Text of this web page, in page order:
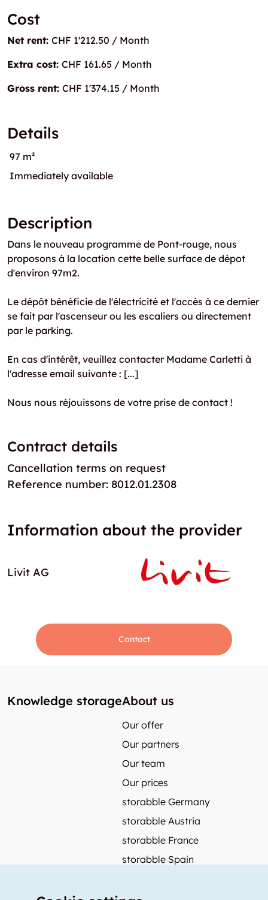
Cost
Net rent: CHF 1'212.50 / Month
Extra cost: CHF 161.65 / Month
Gross rent: CHF 1'374.15 / Month
Details
97 m²
Immediately available
Description
Dans le nouveau programme de Pont-rouge, nous
proposons à la location cette belle surface de dépot
d'environ 97m2.
Le dépôt bénéficie de l'électricité et l'accès à ce dernier
se fait par l'ascenseur ou les escaliers ou directement
par le parking.
En cas d'intérêt, veuillez contacter Madame Carletti à
l'adresse email suivante : [...]
Nous nous réjouissons de votre prise de contact !
Contract details
Cancellation terms on request
Reference number: 8012.01.2308
Information about the provider
Livit AG
Contact
Knowledge storageAbout us
Our offer
Our partners
Our team
Our prices
storabble Germany
storabble Austria
storabble France
storabble Spain